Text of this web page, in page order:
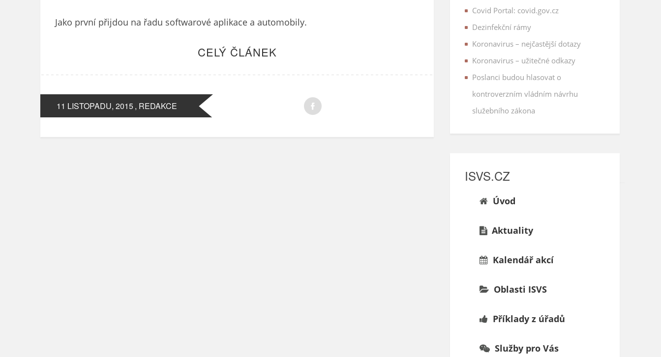
Jako první přijdou na řadu softwarové aplikace a automobily.
CELÝ ČLÁNEK
11 LISTOPADU, 2015, REDAKCE
Covid Portal: covid.gov.cz
Dezinfekční rámy
Koronavirus – nejčastější dotazy
Koronavirus – užitečné odkazy
Poslanci budou hlasovat o
kontroverzním vládním návrhu
služebního zákona
ISVS.CZ
Úvod
Aktuality
Kalendář akcí
Oblasti ISVS
Příklady z úřadů
Služby pro Vás